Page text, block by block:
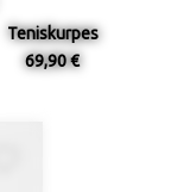
Teniskurpes
69,90 €